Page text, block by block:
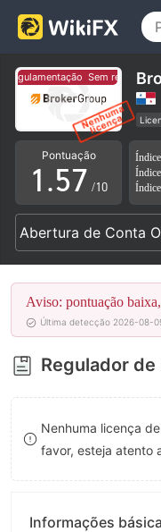
Sem
Pontuação
0
1
2
3
4
5
6
7
8
9
.
1
2
3
4
5
6
7
8
9
3
4
5
6
7
8
9
/10
Abertura de Conta
Aviso: pontuação
Última detecção 2026-08-
Regulador de
Nenhuma licença
favor, esteja atento
Informações